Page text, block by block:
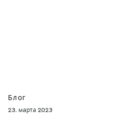
Блог
23. марта 2023